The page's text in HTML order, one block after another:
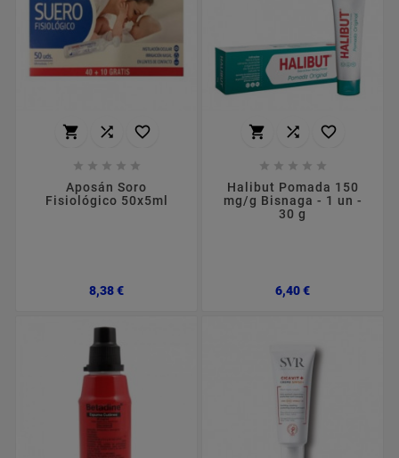
  
    
Aposán Soro
Fisiológico 50x5ml
8,38 €Preço
  
    
Halibut Pomada 150
mg/g Bisnaga - 1 un -
30 g
6,40 €Preço